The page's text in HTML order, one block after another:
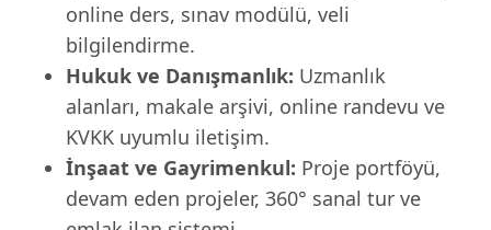
online ders, sınav modülü, veli
bilgilendirme.
Hukuk ve Danışmanlık: Uzmanlık
alanları, makale arşivi, online randevu ve
KVKK uyumlu iletişim.
İnşaat ve Gayrimenkul: Proje portföyü,
devam eden projeler, 360° sanal tur ve